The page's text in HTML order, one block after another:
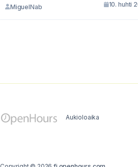
MiguelNab 10. huhti
Aukioloaika